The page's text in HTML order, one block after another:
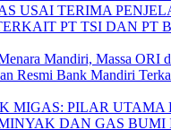
Mandiri, Massa ORI
Resmi Bank Mandiri